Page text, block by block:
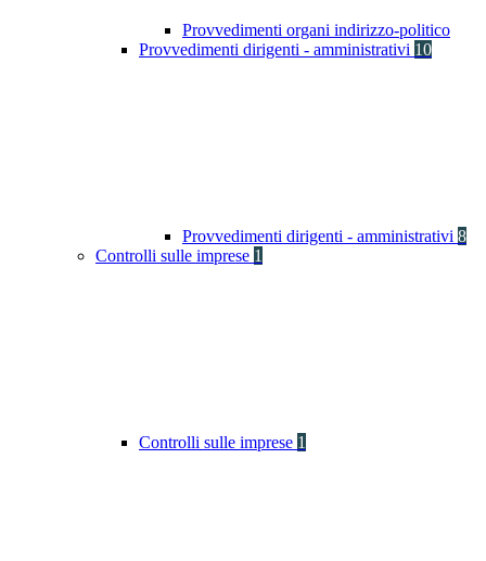
Provvedimenti organi indirizzo-politico
Provvedimenti dirigenti - amministrativi 10
Provvedimenti dirigenti - amministrativi 8
Controlli sulle imprese 1
Controlli sulle imprese 1